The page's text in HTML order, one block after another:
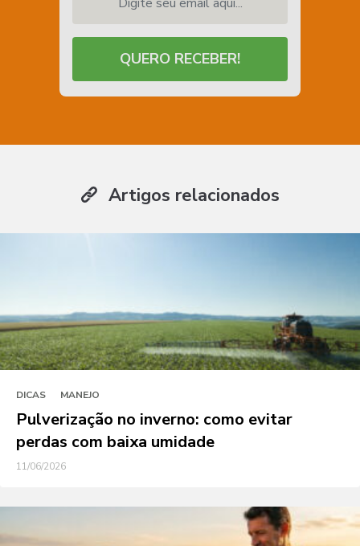
QUERO RECEBER!
Artigos relacionados
DICAS MANEJO
Pulverização no inverno: como evitar
perdas com baixa umidade
11/06/2026